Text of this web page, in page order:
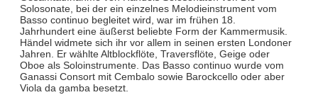
Solosonate, bei der ein einzelnes Melodieinstrument vom
Basso continuo begleitet wird, war im frühen 18.
Jahrhundert eine äußerst beliebte Form der Kammermusik.
Händel widmete sich ihr vor allem in seinen ersten Londoner
Jahren. Er wählte Altblockflöte, Traversflöte, Geige oder
Oboe als Soloinstrumente. Das Basso continuo wurde vom
Ganassi Consort mit Cembalo sowie Barockcello oder aber
Viola da gamba besetzt.